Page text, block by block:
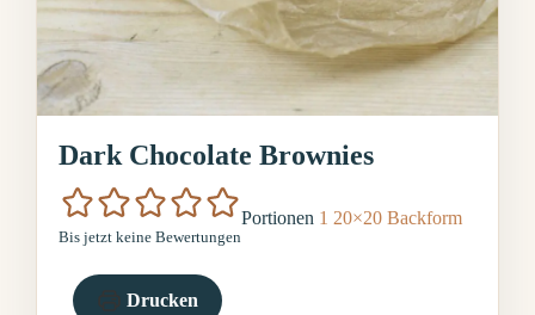
Dark Chocolate Brownies
Bis jetzt keine Bewertungen
Drucken
Portionen 1 20×20 Backform